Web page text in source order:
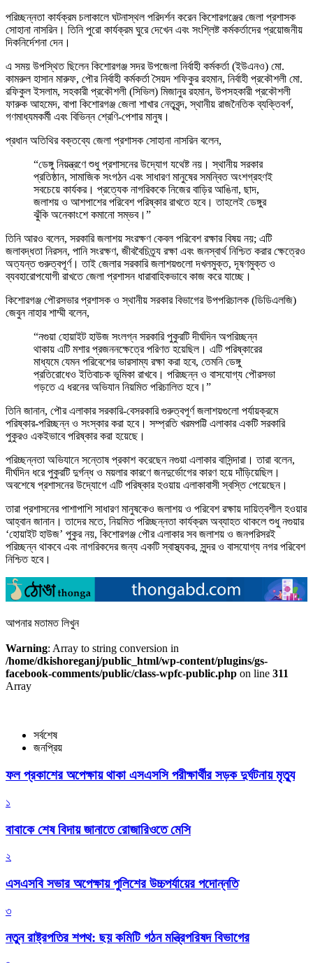
পরিচ্ছন্নতা কার্যক্রম চলাকালে ঘটনাস্থল পরিদর্শন করেন কিশোরগঞ্জের জেলা প্রশাসক
সোহানা নাসরিন। তিনি পুরো কার্যক্রম ঘুরে দেখেন এবং সংশ্লিষ্ট কর্মকর্তাদের প্রয়োজনীয়
দিকনির্দেশনা দেন।
এ সময় উপস্থিত ছিলেন কিশোরগঞ্জ সদর উপজেলা নির্বাহী কর্মকর্তা (ইউএনও) মো.
কামরুল হাসান মারুফ, পৌর নির্বাহী কর্মকর্তা সৈয়দ শফিকুর রহমান, নির্বাহী প্রকৌশলী মো.
রফিকুল ইসলাম, সহকারী প্রকৌশলী (সিভিল) মিজানুর রহমান, উপসহকারী প্রকৌশলী
ফারুক আহমেদ, বাপা কিশোরগঞ্জ জেলা শাখার নেতৃবৃন্দ, স্থানীয় রাজনৈতিক ব্যক্তিবর্গ,
গণমাধ্যমকর্মী এবং বিভিন্ন শ্রেণি-পেশার মানুষ।
প্রধান অতিথির বক্তব্যে জেলা প্রশাসক সোহানা নাসরিন বলেন,
“ডেঙ্গু নিয়ন্ত্রণে শুধু প্রশাসনের উদ্যোগ যথেষ্ট নয়। স্থানীয় সরকার
প্রতিষ্ঠান, সামাজিক সংগঠন এবং সাধারণ মানুষের সমন্বিত অংশগ্রহণই
সবচেয়ে কার্যকর। প্রত্যেক নাগরিককে নিজের বাড়ির আঙিনা, ছাদ,
জলাশয় ও আশপাশের পরিবেশ পরিষ্কার রাখতে হবে। তাহলেই ডেঙ্গুর
ঝুঁকি অনেকাংশে কমানো সম্ভব।”
তিনি আরও বলেন, সরকারি জলাশয় সংরক্ষণ কেবল পরিবেশ রক্ষার বিষয় নয়; এটি
জলাবদ্ধতা নিরসন, পানি সংরক্ষণ, জীববৈচিত্র্য রক্ষা এবং জনস্বার্থ নিশ্চিত করার ক্ষেত্রেও
অত্যন্ত গুরুত্বপূর্ণ। তাই জেলার সরকারি জলাশয়গুলো দখলমুক্ত, দূষণমুক্ত ও
ব্যবহারোপযোগী রাখতে জেলা প্রশাসন ধারাবাহিকভাবে কাজ করে যাচ্ছে।
কিশোরগঞ্জ পৌরসভার প্রশাসক ও স্থানীয় সরকার বিভাগের উপপরিচালক (ডিডিএলজি)
জেবুন নাহার শাম্মী বলেন,
“নগুয়া হোয়াইট হাউজ সংলগ্ন সরকারি পুকুরটি দীর্ঘদিন অপরিচ্ছন্ন
থাকায় এটি মশার প্রজননক্ষেত্রে পরিণত হয়েছিল। এটি পরিষ্কারের
মাধ্যমে যেমন পরিবেশের ভারসাম্য রক্ষা করা হবে, তেমনি ডেঙ্গু
প্রতিরোধেও ইতিবাচক ভূমিকা রাখবে। পরিচ্ছন্ন ও বাসযোগ্য পৌরসভা
গড়তে এ ধরনের অভিযান নিয়মিত পরিচালিত হবে।”
তিনি জানান, পৌর এলাকার সরকারি-বেসরকারি গুরুত্বপূর্ণ জলাশয়গুলো পর্যায়ক্রমে
পরিষ্কার-পরিচ্ছন্ন ও সংস্কার করা হবে। সম্প্রতি খরমপট্টি এলাকার একটি সরকারি
পুকুরও একইভাবে পরিষ্কার করা হয়েছে।
পরিচ্ছন্নতা অভিযানে সন্তোষ প্রকাশ করেছেন নগুয়া এলাকার বাসিন্দারা। তারা বলেন,
দীর্ঘদিন ধরে পুকুরটি দুর্গন্ধ ও ময়লার কারণে জনদুর্ভোগের কারণ হয়ে দাঁড়িয়েছিল।
অবশেষে প্রশাসনের উদ্যোগে এটি পরিষ্কার হওয়ায় এলাকাবাসী স্বস্তি পেয়েছেন।
তারা প্রশাসনের পাশাপাশি সাধারণ মানুষকেও জলাশয় ও পরিবেশ রক্ষায় দায়িত্বশীল হওয়ার
আহ্বান জানান। তাদের মতে, নিয়মিত পরিচ্ছন্নতা কার্যক্রম অব্যাহত থাকলে শুধু নগুয়ার
‘হোয়াইট হাউজ’ পুকুর নয়, কিশোরগঞ্জ পৌর এলাকার সব জলাশয় ও জনপরিসরই
পরিচ্ছন্ন থাকবে এবং নাগরিকদের জন্য একটি স্বাস্থ্যকর, সুন্দর ও বাসযোগ্য নগর পরিবেশ
নিশ্চিত হবে।
আপনার মতামত লিখুন
Warning: Array to string conversion in
/home/dkishoreganj/public_html/wp-content/plugins/gs-
facebook-comments/public/class-wpfc-public.php on line 311
Array
সর্বশেষ
জনপ্রিয়
ফল প্রকাশের অপেক্ষায় থাকা এসএসসি পরীক্ষার্থীর সড়ক দুর্ঘটনায় মৃত্যু
১
বাবাকে শেষ বিদায় জানাতে রোজারিওতে মেসি
২
এসএসবি সভার অপেক্ষায় পুলিশের উচ্চপর্যায়ের পদোন্নতি
৩
নতুন রাষ্ট্রপতির শপথ: ছয় কমিটি গঠন মন্ত্রিপরিষদ বিভাগের